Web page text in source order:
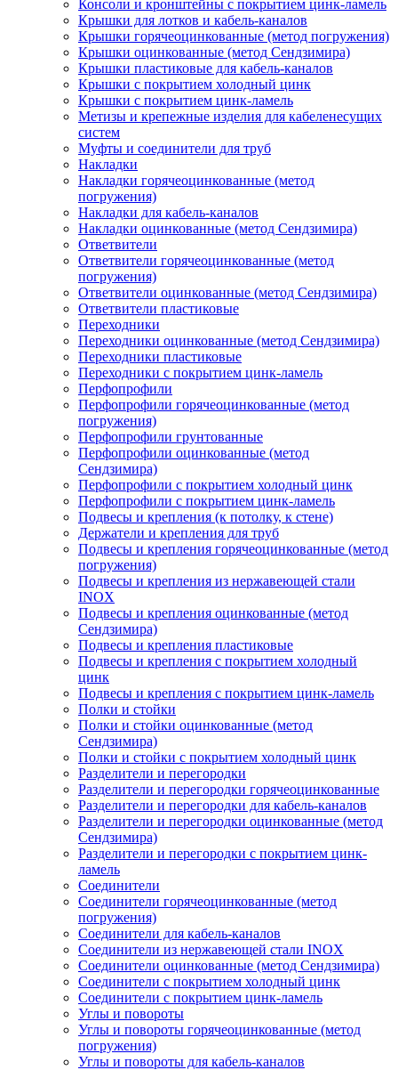
Консоли и кронштейны с покрытием цинк-ламель
Крышки для лотков и кабель-каналов
Крышки горячеоцинкованные (метод погружения)
Крышки оцинкованные (метод Сендзимира)
Крышки пластиковые для кабель-каналов
Крышки с покрытием холодный цинк
Крышки с покрытием цинк-ламель
Метизы и крепежные изделия для кабеленесущих
систем
Муфты и соединители для труб
Накладки
Накладки горячеоцинкованные (метод
погружения)
Накладки для кабель-каналов
Накладки оцинкованные (метод Сендзимира)
Ответвители
Ответвители горячеоцинкованные (метод
погружения)
Ответвители оцинкованные (метод Сендзимира)
Ответвители пластиковые
Переходники
Переходники оцинкованные (метод Сендзимира)
Переходники пластиковые
Переходники с покрытием цинк-ламель
Перфопрофили
Перфопрофили горячеоцинкованные (метод
погружения)
Перфопрофили грунтованные
Перфопрофили оцинкованные (метод
Сендзимира)
Перфопрофили с покрытием холодный цинк
Перфопрофили с покрытием цинк-ламель
Подвесы и крепления (к потолку, к стене)
Держатели и крепления для труб
Подвесы и крепления горячеоцинкованные (метод
погружения)
Подвесы и крепления из нержавеющей стали
INOX
Подвесы и крепления оцинкованные (метод
Сендзимира)
Подвесы и крепления пластиковые
Подвесы и крепления с покрытием холодный
цинк
Подвесы и крепления с покрытием цинк-ламель
Полки и стойки
Полки и стойки оцинкованные (метод
Сендзимира)
Полки и стойки с покрытием холодный цинк
Разделители и перегородки
Разделители и перегородки горячеоцинкованные
Разделители и перегородки для кабель-каналов
Разделители и перегородки оцинкованные (метод
Сендзимира)
Разделители и перегородки с покрытием цинк-
ламель
Соединители
Соединители горячеоцинкованные (метод
погружения)
Соединители для кабель-каналов
Соединители из нержавеющей стали INOX
Соединители оцинкованные (метод Сендзимира)
Соединители с покрытием холодный цинк
Соединители с покрытием цинк-ламель
Углы и повороты
Углы и повороты горячеоцинкованные (метод
погружения)
Углы и повороты для кабель-каналов